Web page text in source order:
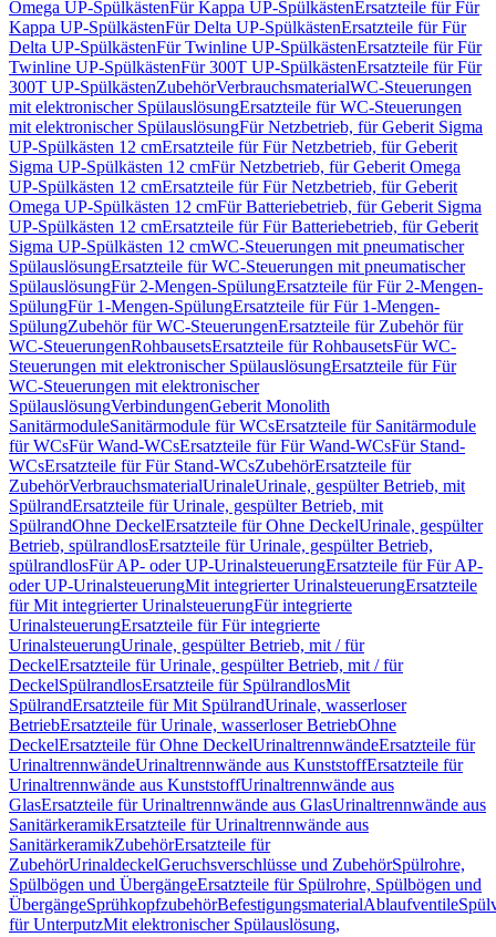
Omega UP-SpülkästenFür Kappa UP-SpülkästenErsatzteile für Für
Kappa UP-SpülkästenFür Delta UP-SpülkästenErsatzteile für Für
Delta UP-SpülkästenFür Twinline UP-SpülkästenErsatzteile für Für
Twinline UP-SpülkästenFür 300T UP-SpülkästenErsatzteile für Für
300T UP-SpülkästenZubehörVerbrauchsmaterialWC-Steuerungen
mit elektronischer SpülauslösungErsatzteile für WC-Steuerungen
mit elektronischer SpülauslösungFür Netzbetrieb, für Geberit Sigma
UP-Spülkästen 12 cmErsatzteile für Für Netzbetrieb, für Geberit
Sigma UP-Spülkästen 12 cmFür Netzbetrieb, für Geberit Omega
UP-Spülkästen 12 cmErsatzteile für Für Netzbetrieb, für Geberit
Omega UP-Spülkästen 12 cmFür Batteriebetrieb, für Geberit Sigma
UP-Spülkästen 12 cmErsatzteile für Für Batteriebetrieb, für Geberit
Sigma UP-Spülkästen 12 cmWC-Steuerungen mit pneumatischer
SpülauslösungErsatzteile für WC-Steuerungen mit pneumatischer
SpülauslösungFür 2-Mengen-SpülungErsatzteile für Für 2-Mengen-
SpülungFür 1-Mengen-SpülungErsatzteile für Für 1-Mengen-
SpülungZubehör für WC-SteuerungenErsatzteile für Zubehör für
WC-SteuerungenRohbausetsErsatzteile für RohbausetsFür WC-
Steuerungen mit elektronischer SpülauslösungErsatzteile für Für
WC-Steuerungen mit elektronischer
SpülauslösungVerbindungenGeberit Monolith
SanitärmoduleSanitärmodule für WCsErsatzteile für Sanitärmodule
für WCsFür Wand-WCsErsatzteile für Für Wand-WCsFür Stand-
WCsErsatzteile für Für Stand-WCsZubehörErsatzteile für
ZubehörVerbrauchsmaterialUrinaleUrinale, gespülter Betrieb, mit
SpülrandErsatzteile für Urinale, gespülter Betrieb, mit
SpülrandOhne DeckelErsatzteile für Ohne DeckelUrinale, gespülter
Betrieb, spülrandlosErsatzteile für Urinale, gespülter Betrieb,
spülrandlosFür AP- oder UP-UrinalsteuerungErsatzteile für Für AP-
oder UP-UrinalsteuerungMit integrierter UrinalsteuerungErsatzteile
für Mit integrierter UrinalsteuerungFür integrierte
UrinalsteuerungErsatzteile für Für integrierte
UrinalsteuerungUrinale, gespülter Betrieb, mit / für
DeckelErsatzteile für Urinale, gespülter Betrieb, mit / für
DeckelSpülrandlosErsatzteile für SpülrandlosMit
SpülrandErsatzteile für Mit SpülrandUrinale, wasserloser
BetriebErsatzteile für Urinale, wasserloser BetriebOhne
DeckelErsatzteile für Ohne DeckelUrinaltrennwändeErsatzteile für
UrinaltrennwändeUrinaltrennwände aus KunststoffErsatzteile für
Urinaltrennwände aus KunststoffUrinaltrennwände aus
GlasErsatzteile für Urinaltrennwände aus GlasUrinaltrennwände aus
SanitärkeramikErsatzteile für Urinaltrennwände aus
SanitärkeramikZubehörErsatzteile für
ZubehörUrinaldeckelGeruchsverschlüsse und ZubehörSpülrohre,
Spülbögen und ÜbergängeErsatzteile für Spülrohre, Spülbögen und
ÜbergängeSprühkopfzubehörBefestigungsmaterialAblaufventile
für UnterputzMit elektronischer Spülauslösung,